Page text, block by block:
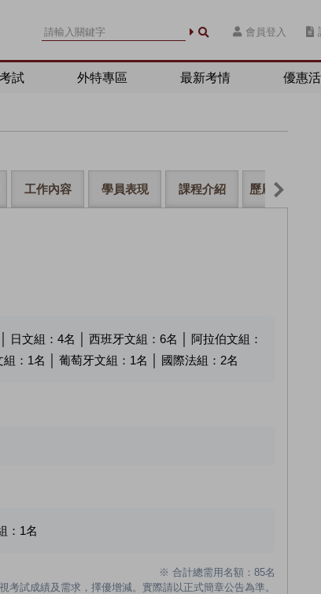
會員登入
試 外特專區 最新考情 優惠
工作內容 學員表現 課程介紹 歷屆考古題
日文組： 4名 │ 西班牙文組： 6名 │ 阿拉伯文組：
： 1名 │ 葡萄牙文組： 1名 │ 國際法組： 2名
： 1名
※ 合計總需用名額：85名
考試成績及需求，擇優增減。實際請以正式簡章公告為準。